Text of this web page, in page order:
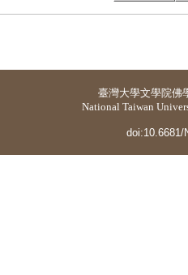
臺灣大學文學院佛
National Taiwan
doi:10.6681/